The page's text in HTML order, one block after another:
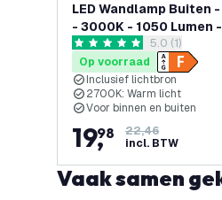
LED Wandlamp Buiten
- 3000K - 1050 Lumen
reviews
5 score sterren5.0 (1)
Op voorraad
Inclusief lichtbron
2700K: Warm licht
Voor binnen en buiten
19,
98
22,46
incl. BTW
Vaak samen